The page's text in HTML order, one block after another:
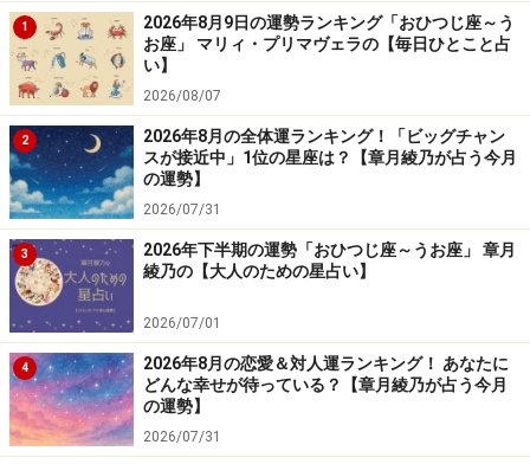
「やぎ座」の今日の運勢
口は災いのもと。時と場所をわきまえないと誤解されそ
う……。
＞【12星座別】あなたの人生を好転させる“最良の人”と
の出会い方
7位：かに座／蟹座（6月22日～7月22日生
まれ）
「かに座」の今日の運勢
周囲からの好感度がアップ！ 感動を素直に表現してみ
1
2026年8月9日の運勢ランキング「おひつじ座～う
お座」 マリィ・プリマヴェラの【毎日ひとこと占
い】
2026/08/07
2
2026年8月の全体運ランキング！「ビッグチャン
スが接近中」1位の星座は？【章月綾乃が占う今月
の運勢】
2026/07/31
3
2026年下半期の運勢「おひつじ座～うお座」 章月
綾乃の【大人のための星占い】
2026/07/01
4
2026年8月の恋愛＆対人運ランキング！ あなたに
どんな幸せが待っている？【章月綾乃が占う今月
の運勢】
2026/07/31